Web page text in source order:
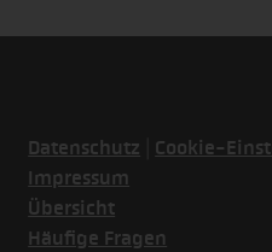
Datenschutz
Cookie-
Impressum
Übersicht
Häufige Fragen